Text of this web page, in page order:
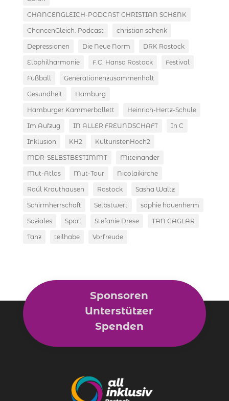
CHANCENGLEICH-PODCAST CHRISTIAN SCHENK
ChancenGleich. Podcast christian schenk
Depressionen Die Neue Norm DRK Rostock
Elbphilharmonie F.C. Hansa Rostock Festival
Fußball Generationenzusammenhalt
Gesundheit Hamburg
Hamburger Kammerballett Heinrich-Hertz-Schule
Im Aufzug IN ALLER FREUNDSCHAFT In C
Inklusion KH2 KulturistenHoch2
MDR-SELBSTBESTIMMT Miteinander
Mut-Atlas Mut-Tour Nicolaikirche
Raúl Krauthausen Rostock Sasha Waltz
Schirmherrschaft Selbstwert sophie hauenherm
Soziales Sport Stefanie Drese TAN CAGLAR
Tanz teilhabe Vorfreude
Sponsoren
Unterstützer
Spenden